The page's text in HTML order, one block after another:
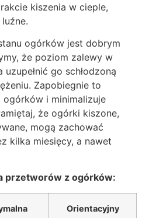
kiszenia w cieple,
ogórków jest dobrym
że poziom zalewy w
uzupełnić go schłodzoną
Zapobiegnie to
i minimalizuje
że ogórki kiszone,
mogą zachować
kilka miesięcy, a nawet
przetworów z ogórków:
Orientacyjny